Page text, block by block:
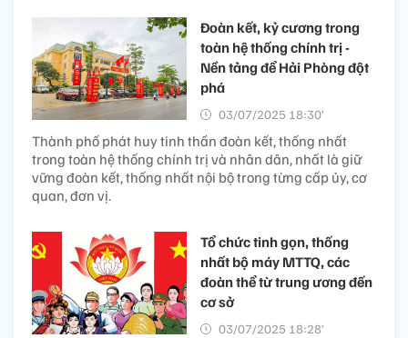
Đoàn kết, kỷ cương trong
toàn hệ thống chính trị -
Nền tảng để Hải Phòng đột
phá
03/07/2025 18:30’
Thành phố phát huy tinh thần đoàn kết, thống nhất
trong toàn hệ thống chính trị và nhân dân, nhất là giữ
vững đoàn kết, thống nhất nội bộ trong từng cấp ủy, cơ
quan, đơn vị.
Tổ chức tinh gọn, thống
nhất bộ máy MTTQ, các
đoàn thể từ trung ương đến
cơ sở
03/07/2025 18:28’